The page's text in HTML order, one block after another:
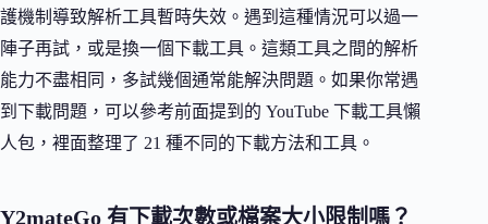
護機制導致解析工具暫時失效。遇到這種情況可以過一
陣子再試，或是換一個下載工具。這類工具之間的解析
能力不盡相同，多試幾個通常能解決問題。如果你常遇
到下載問題，可以參考前面提到的 YouTube 下載工具懶
人包，裡面整理了 21 種不同的下載方法和工具。
Y2mateGo 有下載次數或檔案大小限制嗎？